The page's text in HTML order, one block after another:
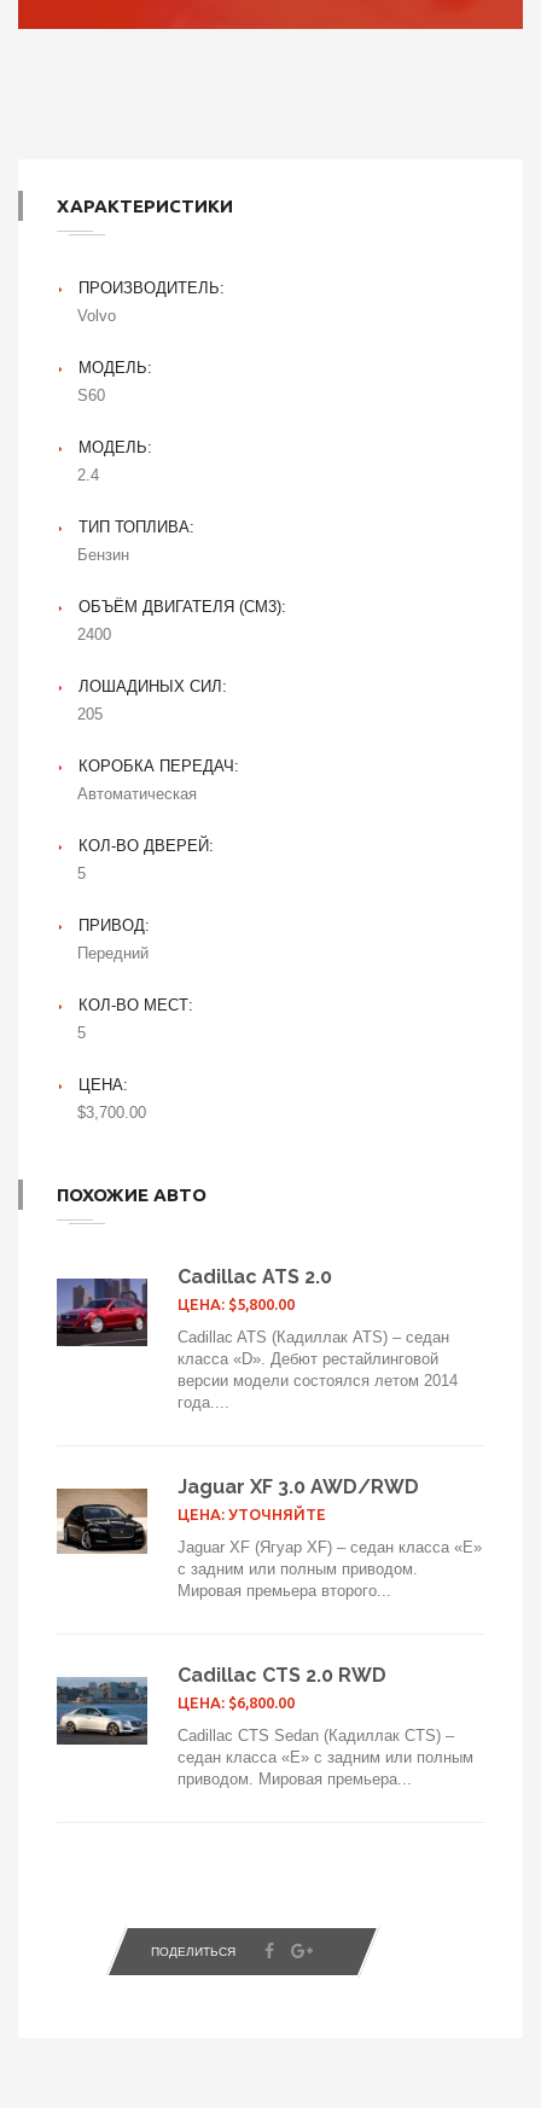
ХАРАКТЕРИСТИКИ
ПРОИЗВОДИТЕЛЬ:
Volvo
МОДЕЛЬ:
S60
МОДЕЛЬ:
2.4
ТИП ТОПЛИВА:
Бензин
ОБЪЁМ ДВИГАТЕЛЯ (CM3):
2400
ЛОШАДИНЫХ СИЛ:
205
КОРОБКА ПЕРЕДАЧ:
Автоматическая
КОЛ-ВО ДВЕРЕЙ:
5
ПРИВОД:
Передний
КОЛ-ВО МЕСТ:
5
ЦЕНА:
$3,700.00
ПОХОЖИЕ АВТО
Cadillac ATS 2.0
ЦЕНА: $5,800.00
Cadillac ATS (Кадиллак ATS) – седан
класса «D». Дебют рестайлинговой
версии модели состоялся летом 2014
года....
Jaguar XF 3.0 AWD/RWD
ЦЕНА: УТОЧНЯЙТЕ
Jaguar XF (Ягуар XF) – седан класса «Е»
с задним или полным приводом.
Мировая премьера второго...
Cadillac CTS 2.0 RWD
ЦЕНА: $6,800.00
Cadillac CTS Sedan (Кадиллак CTS) –
седан класса «E» с задним или полным
приводом. Мировая премьера...
ПОДЕЛИТЬСЯ